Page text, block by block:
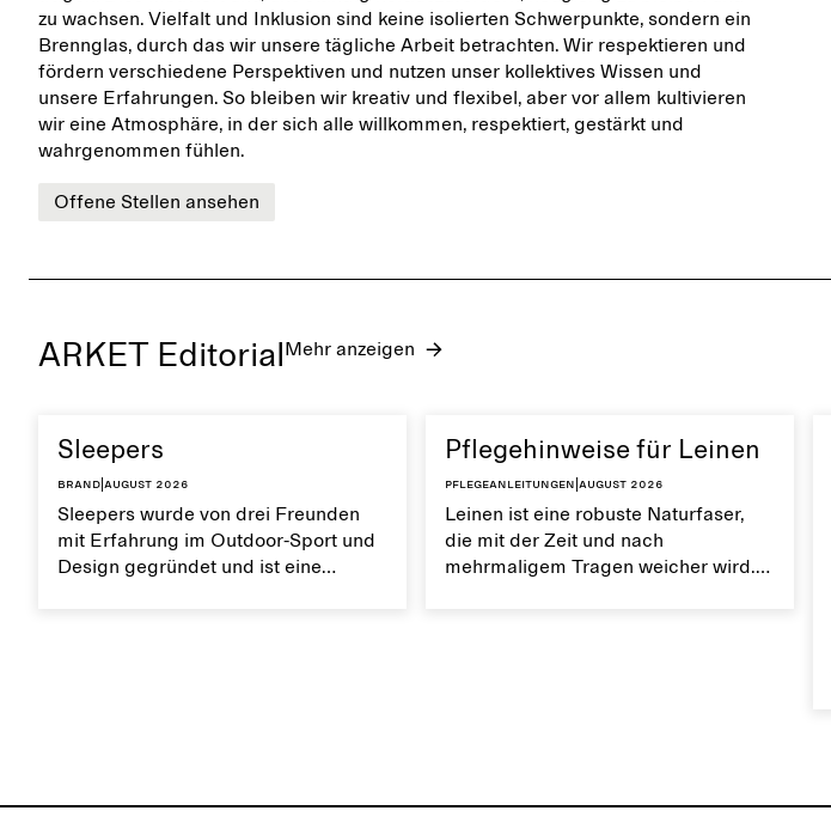
zu wachsen. Vielfalt und Inklusion sind keine isolierten Schwerpunkte, sondern ein
Brennglas, durch das wir unsere tägliche Arbeit betrachten. Wir respektieren und
fördern verschiedene Perspektiven und nutzen unser kollektives Wissen und
unsere Erfahrungen. So bleiben wir kreativ und flexibel, aber vor allem kultivieren
wir eine Atmosphäre, in der sich alle willkommen, respektiert, gestärkt und
wahrgenommen fühlen.
Offene Stellen ansehen
ARKET Editorial Mehr anzeigen
Sleepers
Brand August 2026
Sleepers wurde von drei Freunden
mit Erfahrung im Outdoor-Sport und
Design gegründet und ist eine
Situationen aus.
Pflegehinweise für Leinen
Pflegeanleitungen August 2026
Leinen ist eine robuste Naturfaser,
die mit der Zeit und nach
mehrmaligem Tragen weicher wird.